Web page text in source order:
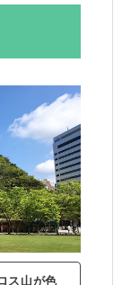
ス山が色